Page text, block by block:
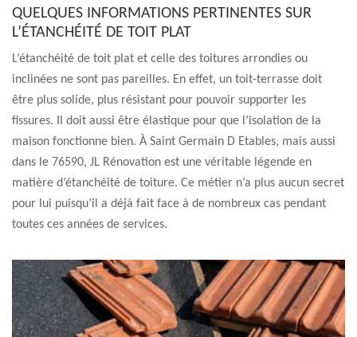
QUELQUES INFORMATIONS PERTINENTES SUR
L’ÉTANCHÉITÉ DE TOIT PLAT
L’étanchéité de toit plat et celle des toitures arrondies ou
inclinées ne sont pas pareilles. En effet, un toit-terrasse doit
être plus solide, plus résistant pour pouvoir supporter les
fissures. Il doit aussi être élastique pour que l’isolation de la
maison fonctionne bien. À Saint Germain D Etables, mais aussi
dans le 76590, JL Rénovation est une véritable légende en
matière d’étanchéité de toiture. Ce métier n’a plus aucun secret
pour lui puisqu’il a déjà fait face à de nombreux cas pendant
toutes ces années de services.